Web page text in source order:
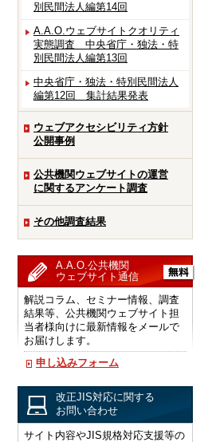
別民間法人編第14回
A.A.O.ウェブサイトクオリティ
実態調査 中央省庁・独法・特
別民間法人編第13回
中央省庁・独法・特別民間法人
編第12回 集計結果発表
ウェブアクセシビリティ方針
公開事例
公共機関ウェブサイトの運営
に関するアンケート調査
その他調査結果
A.A.O.公共機関
ウェブサイト通信
解説コラム、セミナー情報、調査
結果等、公共機関ウェブサイト担
当者様向けに最新情報をメールで
お届けします。
申し込みフォーム
改正JIS対応に関する
お問い合わせ
サイト内容やJIS規格対応支援等の